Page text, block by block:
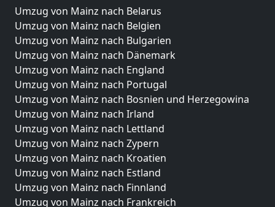
Umzug von Mainz nach Belarus
Umzug von Mainz nach Belgien
Umzug von Mainz nach Bulgarien
Umzug von Mainz nach Dänemark
Umzug von Mainz nach England
Umzug von Mainz nach Portugal
Umzug von Mainz nach Bosnien und Herzegowina
Umzug von Mainz nach Irland
Umzug von Mainz nach Lettland
Umzug von Mainz nach Zypern
Umzug von Mainz nach Kroatien
Umzug von Mainz nach Estland
Umzug von Mainz nach Finnland
Umzug von Mainz nach Frankreich